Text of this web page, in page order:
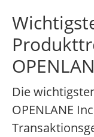
Die
OPENLANE